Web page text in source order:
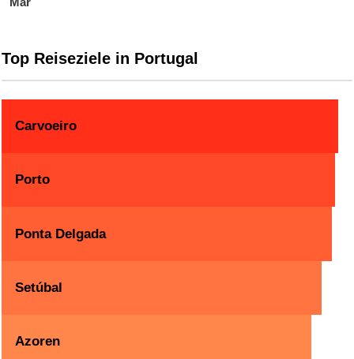
Top Reiseziele in Portugal
Carvoeiro
Porto
Ponta Delgada
Setúbal
Azoren